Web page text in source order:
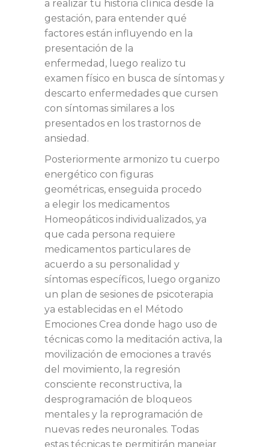
a realizar tu historia clínica desde la
gestación, para entender qué
factores están influyendo en la
presentación de la
enfermedad, luego realizo tu
examen físico en busca de síntomas y
descarto enfermedades que cursen
con síntomas similares a los
presentados en los trastornos de
ansiedad.
Posteriormente armonizo tu cuerpo
energético con figuras
geométricas, enseguida procedo
a elegir los medicamentos
Homeopáticos individualizados, ya
que cada persona requiere
medicamentos particulares de
acuerdo a su personalidad y
síntomas específicos, luego organizo
un plan de sesiones de psicoterapia
ya establecidas en el Método
Emociones Crea donde hago uso de
técnicas como la meditación activa, la
movilización de emociones a través
del movimiento, la regresión
consciente reconstructiva, la
desprogramación de bloqueos
mentales y la reprogramación de
nuevas redes neuronales. Todas
estas técnicas te permitirán manejar